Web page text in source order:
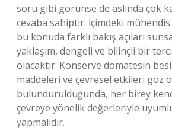
soru gibi görünse de aslında çok
cevaba sahiptir. İçimdeki
bu konuda farklı bakış açıları
yaklaşım, dengeli ve bilinçli bir
olacaktır. Konserve domatesin
maddeleri ve çevresel etkileri göz
bulundurulduğunda, her birey
çevreye yönelik değerleriyle
yapmalıdır.